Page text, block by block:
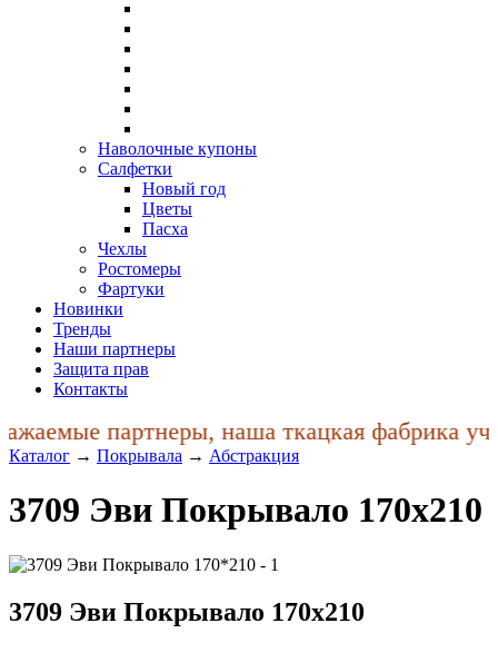
Наволочные купоны
Салфетки
Новый год
Цветы
Пасха
Чехлы
Ростомеры
Фартуки
Новинки
Тренды
Наши партнеры
Защита прав
Контакты
партнеры, наша ткацкая фабрика
Каталог → Покрывала → Абстракция
3709 Эви Покрывало 170x210
3709 Эви Покрывало 170x210